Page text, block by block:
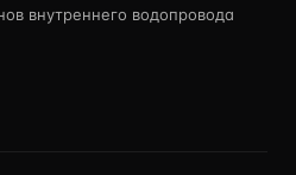
внутреннего водопровода